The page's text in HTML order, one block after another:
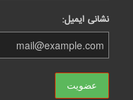
نشانی ایمیل: